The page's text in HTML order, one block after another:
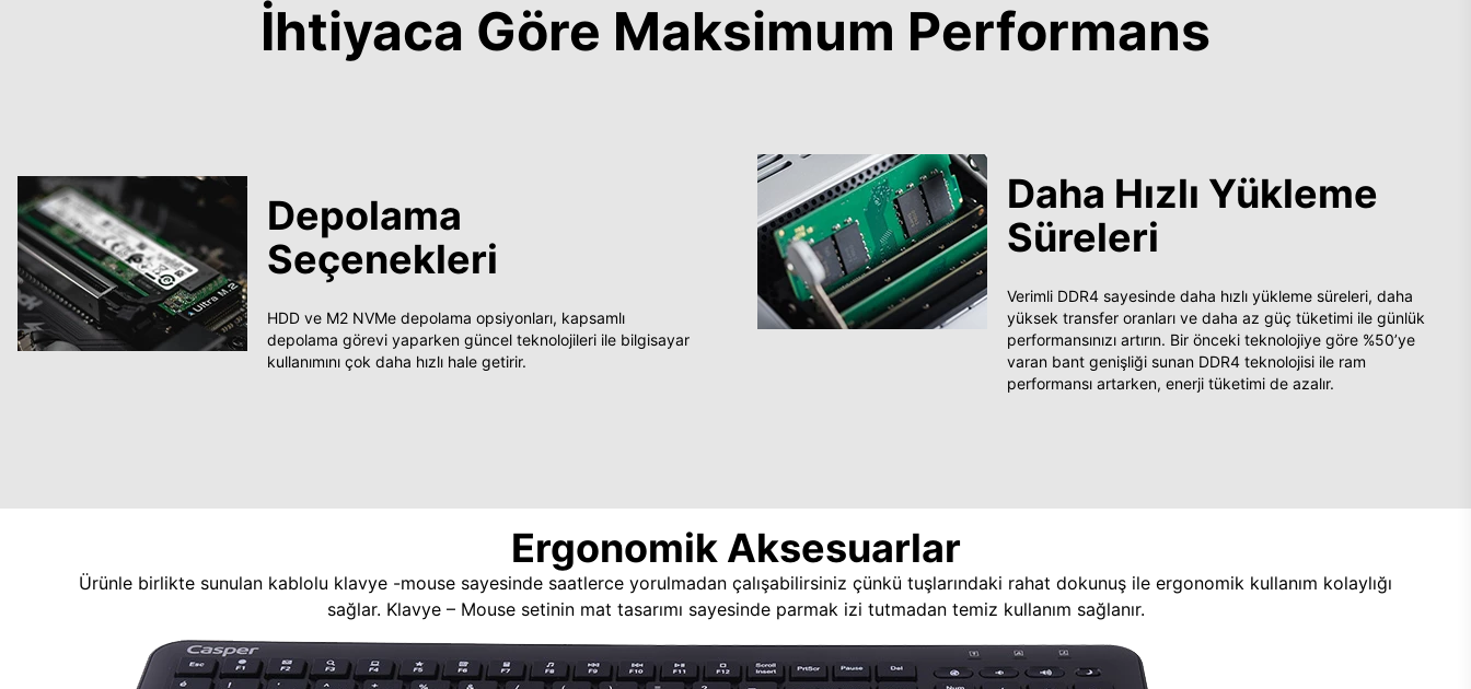
İhtiyaca Göre Maksimum Performans
Depolama
Seçenekleri
HDD ve M2 NVMe depolama opsiyonları, kapsamlı
depolama görevi yaparken güncel teknolojileri ile bilgisayar
kullanımını çok daha hızlı hale getirir.
Daha Hızlı Yükleme
Süreleri
Verimli DDR4 sayesinde daha hızlı yükleme süreleri, daha
yüksek transfer oranları ve daha az güç tüketimi ile günlük
performansınızı artırın. Bir önceki teknolojiye göre %50’ye
varan bant genişliği sunan DDR4 teknolojisi ile ram
performansı artarken, enerji tüketimi de azalır.
Ergonomik Aksesuarlar
Ürünle birlikte sunulan kablolu klavye -mouse sayesinde saatlerce yorulmadan çalışabilirsiniz çünkü tuşlarındaki rahat dokunuş ile ergonomik kullanım kolaylığı
sağlar. Klavye – Mouse setinin mat tasarımı sayesinde parmak izi tutmadan temiz kullanım sağlanır.